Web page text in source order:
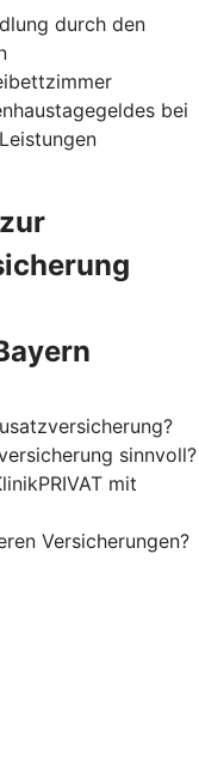
durch den
bei
sinnvoll?
mit
Versicherungen?